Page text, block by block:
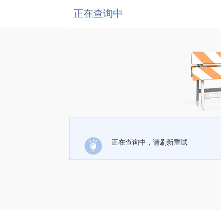
正在查询中
正在查询中，请刷新重试